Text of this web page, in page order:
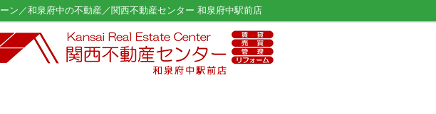
ン／和泉府中の不動産／関西不動産センター 和泉府中駅前店